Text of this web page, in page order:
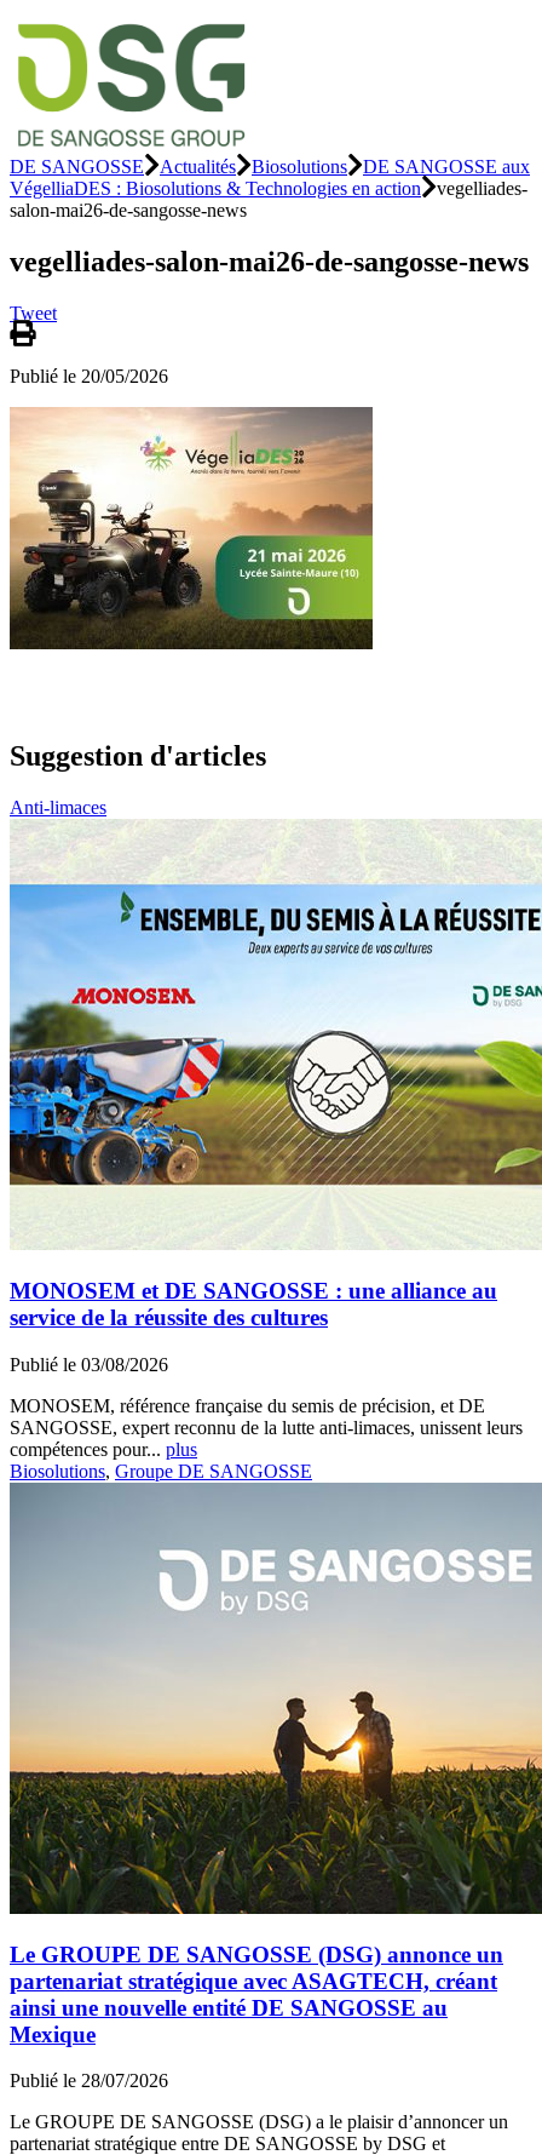
DE SANGOSSE Actualités Biosolutions
DE SANGOSSE aux
VégelliaDES : Biosolutions & Technologies en action
vegelliades-
salon-mai26-de-sangosse-news
vegelliades-salon-mai26-de-sangosse-news
Tweet
Publié le 20/05/2026
Suggestion d'articles
Anti-limaces
MONOSEM et DE SANGOSSE : une alliance au
service de la réussite des cultures
Publié le 03/08/2026
MONOSEM, référence française du semis de précision, et DE
SANGOSSE, expert reconnu de la lutte anti-limaces, unissent leurs
compétences pour... plus
Biosolutions, Groupe DE SANGOSSE
Le GROUPE DE SANGOSSE (DSG) annonce un
partenariat stratégique avec ASAGTECH, créant
ainsi une nouvelle entité DE SANGOSSE au
Mexique
Publié le 28/07/2026
Le GROUPE DE SANGOSSE (DSG) a le plaisir d’annoncer un
partenariat stratégique entre DE SANGOSSE by DSG et